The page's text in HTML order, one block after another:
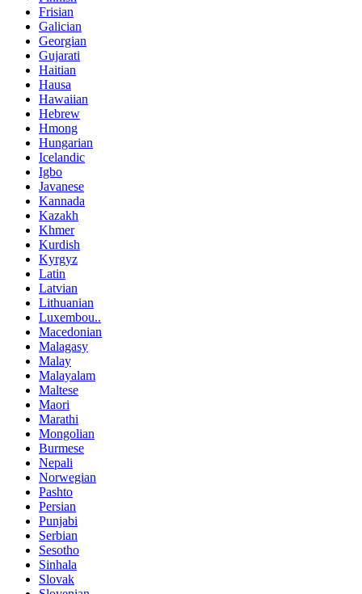
Frisian
Galician
Georgian
Gujarati
Haitian
Hausa
Hawaiian
Hebrew
Hmong
Hungarian
Icelandic
Igbo
Javanese
Kannada
Kazakh
Khmer
Kurdish
Kyrgyz
Latin
Latvian
Lithuanian
Luxembou..
Macedonian
Malagasy
Malay
Malayalam
Maltese
Maori
Marathi
Mongolian
Burmese
Nepali
Norwegian
Pashto
Persian
Punjabi
Serbian
Sesotho
Sinhala
Slovak